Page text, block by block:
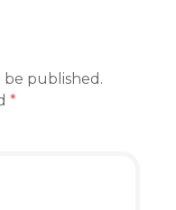
be published.
*